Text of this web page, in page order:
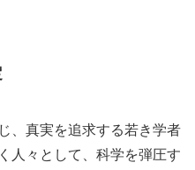
、真実を追求する若き学者
人々として、科学を弾圧す